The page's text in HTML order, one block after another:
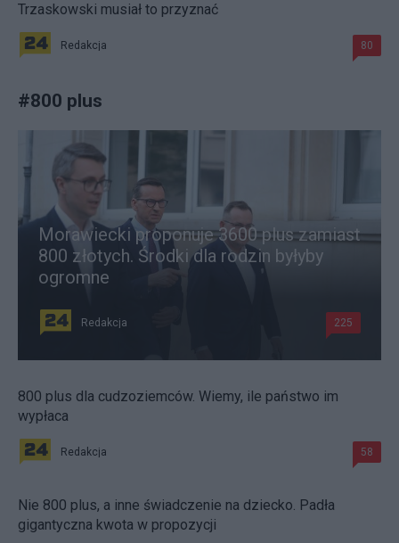
Trzaskowski musiał to przyznać
Redakcja 80
#800 plus
Morawiecki proponuje 3600 plus zamiast
800 złotych. Środki dla rodzin byłyby
ogromne
Redakcja 225
800 plus dla cudzoziemców. Wiemy, ile państwo im
wypłaca
Redakcja 58
Nie 800 plus, a inne świadczenie na dziecko. Padła
gigantyczna kwota w propozycji